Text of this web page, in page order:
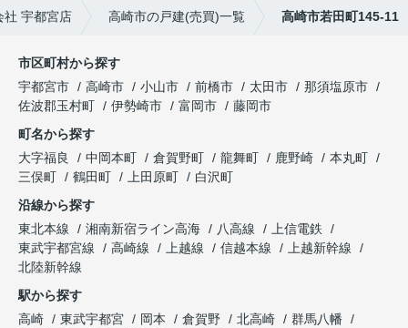
社 宇都宮店 高崎市の戸建(売買)一覧 高崎市若田町145-11
市区町村から探す
宇都宮市
高崎市 小山市 前橋市 太田市
那須塩原市
佐波郡玉村町
伊勢崎市 富岡市
藤岡市
町名から探す
大字福良
中岡本町 倉賀野町 龍舞町 鹿野崎
本丸町
三俣町
鶴田町 上田原町
白沢町
沿線から探す
東北本線
湘南新宿ライン高海 八高線
上信電鉄
東武宇都宮線
高崎線 上越線 信越本線
上越新幹線
北陸新幹線
駅から探す
高崎
東武宇都宮 岡本 倉賀野 北高崎
群馬八幡